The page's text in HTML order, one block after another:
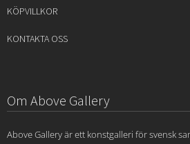
KÖPVILLKOR
KONTAKTA OSS
Om Above Gallery
Above Gallery är ett konstgalleri för svensk